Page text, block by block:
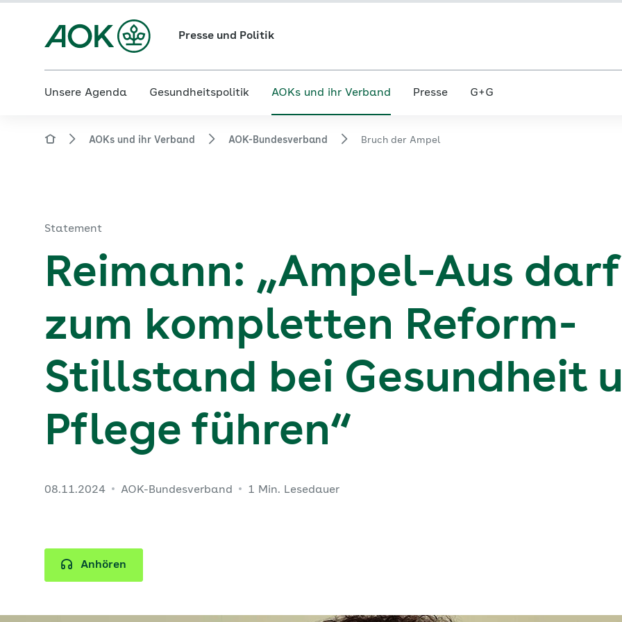
Presse und Politik
Unsere Agenda Gesundheitspolitik AOKs und ihr Verband Presse G+G
AOKs und ihr Verband AOK-Bundesverband Bruch der Ampel
Statement
Reimann: „Ampel-Aus
zum kompletten Reform-
Stillstand bei Gesundheit
Pflege führen“
08.11.2024 AOK-Bundesverband 1 Min. Lesedauer
Anhören